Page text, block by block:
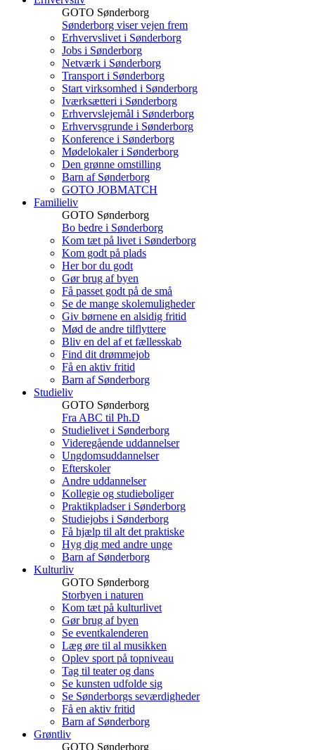
GOTO Sønderborg
Sønderborg viser vejen frem
Erhvervslivet i Sønderborg
Jobs i Sønderborg
Netværk i Sønderborg
Transport i Sønderborg
Start virksomhed i Sønderborg
Iværksætteri i Sønderborg
Erhvervslejemål i Sønderborg
Erhvervsgrunde i Sønderborg
Konference i Sønderborg
Mødelokaler i Sønderborg
Den grønne omstilling
Barn af Sønderborg
GOTO JOBMATCH
Familieliv
GOTO Sønderborg
Bo bedre i Sønderborg
Kom tæt på livet i Sønderborg
Kom godt på plads
Her bor du godt
Gør brug af byen
Få passet godt på de små
Se de mange skolemuligheder
Giv børnene en alsidig fritid
Mød de andre tilflyttere
Bliv en del af et fællesskab
Find dit drømmejob
Få en aktiv fritid
Barn af Sønderborg
Studieliv
GOTO Sønderborg
Fra ABC til Ph.D
Studielivet i Sønderborg
Videregående uddannelser
Ungdomsuddannelser
Efterskoler
Andre uddannelser
Kollegie og studieboliger
Praktikpladser i Sønderborg
Studiejobs i Sønderborg
Få hjælp til alt det praktiske
Hyg dig med andre unge
Barn af Sønderborg
Kulturliv
GOTO Sønderborg
Storbyen i naturen
Kom tæt på kulturlivet
Gør brug af byen
Se eventkalenderen
Læg øre til al musikken
Oplev sport på topniveau
Tag til teater og dans
Se kunsten udfolde sig
Se Sønderborgs seværdigheder
Få en aktiv fritid
Barn af Sønderborg
Grøntliv
GOTO Sønderborg